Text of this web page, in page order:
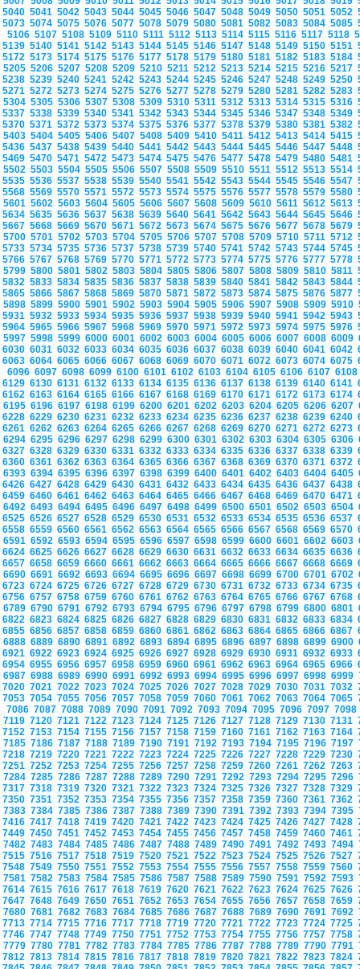
5040 5041 5042 5043 5044 5045 5046 5047 5048 5049 5050 5051 5052
5073 5074 5075 5076 5077 5078 5079 5080 5081 5082 5083 5084 5085
5106 5107 5108 5109 5110 5111 5112 5113 5114 5115 5116 5117 5118
5139 5140 5141 5142 5143 5144 5145 5146 5147 5148 5149 5150 5151
5172 5173 5174 5175 5176 5177 5178 5179 5180 5181 5182 5183 5184
5205 5206 5207 5208 5209 5210 5211 5212 5213 5214 5215 5216 5217
5238 5239 5240 5241 5242 5243 5244 5245 5246 5247 5248 5249 5250
5271 5272 5273 5274 5275 5276 5277 5278 5279 5280 5281 5282 5283
5304 5305 5306 5307 5308 5309 5310 5311 5312 5313 5314 5315 5316
5337 5338 5339 5340 5341 5342 5343 5344 5345 5346 5347 5348 5349
5370 5371 5372 5373 5374 5375 5376 5377 5378 5379 5380 5381 5382
5403 5404 5405 5406 5407 5408 5409 5410 5411 5412 5413 5414 5415
5436 5437 5438 5439 5440 5441 5442 5443 5444 5445 5446 5447 5448
5469 5470 5471 5472 5473 5474 5475 5476 5477 5478 5479 5480 5481
5502 5503 5504 5505 5506 5507 5508 5509 5510 5511 5512 5513 5514
5535 5536 5537 5538 5539 5540 5541 5542 5543 5544 5545 5546 5547
5568 5569 5570 5571 5572 5573 5574 5575 5576 5577 5578 5579 5580
5601 5602 5603 5604 5605 5606 5607 5608 5609 5610 5611 5612 5613
5634 5635 5636 5637 5638 5639 5640 5641 5642 5643 5644 5645 5646
5667 5668 5669 5670 5671 5672 5673 5674 5675 5676 5677 5678 5679
5700 5701 5702 5703 5704 5705 5706 5707 5708 5709 5710 5711 5712
5733 5734 5735 5736 5737 5738 5739 5740 5741 5742 5743 5744 5745
5766 5767 5768 5769 5770 5771 5772 5773 5774 5775 5776 5777 5778
5799 5800 5801 5802 5803 5804 5805 5806 5807 5808 5809 5810 5811
5832 5833 5834 5835 5836 5837 5838 5839 5840 5841 5842 5843 5844
5865 5866 5867 5868 5869 5870 5871 5872 5873 5874 5875 5876 5877
5898 5899 5900 5901 5902 5903 5904 5905 5906 5907 5908 5909 5910
5931 5932 5933 5934 5935 5936 5937 5938 5939 5940 5941 5942 5943
5964 5965 5966 5967 5968 5969 5970 5971 5972 5973 5974 5975 5976
5997 5998 5999 6000 6001 6002 6003 6004 6005 6006 6007 6008 6009
6030 6031 6032 6033 6034 6035 6036 6037 6038 6039 6040 6041 6042
6063 6064 6065 6066 6067 6068 6069 6070 6071 6072 6073 6074 6075
6096 6097 6098 6099 6100 6101 6102 6103 6104 6105 6106 6107
6129 6130 6131 6132 6133 6134 6135 6136 6137 6138 6139 6140 6141
6162 6163 6164 6165 6166 6167 6168 6169 6170 6171 6172 6173 6174
6195 6196 6197 6198 6199 6200 6201 6202 6203 6204 6205 6206 6207
6228 6229 6230 6231 6232 6233 6234 6235 6236 6237 6238 6239 6240
6261 6262 6263 6264 6265 6266 6267 6268 6269 6270 6271 6272 6273
6294 6295 6296 6297 6298 6299 6300 6301 6302 6303 6304 6305 6306
6327 6328 6329 6330 6331 6332 6333 6334 6335 6336 6337 6338 6339
6360 6361 6362 6363 6364 6365 6366 6367 6368 6369 6370 6371 6372
6393 6394 6395 6396 6397 6398 6399 6400 6401 6402 6403 6404 6405
6426 6427 6428 6429 6430 6431 6432 6433 6434 6435 6436 6437 6438
6459 6460 6461 6462 6463 6464 6465 6466 6467 6468 6469 6470 6471
6492 6493 6494 6495 6496 6497 6498 6499 6500 6501 6502 6503 6504
6525 6526 6527 6528 6529 6530 6531 6532 6533 6534 6535 6536 6537
6558 6559 6560 6561 6562 6563 6564 6565 6566 6567 6568 6569 6570
6591 6592 6593 6594 6595 6596 6597 6598 6599 6600 6601 6602 6603
6624 6625 6626 6627 6628 6629 6630 6631 6632 6633 6634 6635 6636
6657 6658 6659 6660 6661 6662 6663 6664 6665 6666 6667 6668 6669
6690 6691 6692 6693 6694 6695 6696 6697 6698 6699 6700 6701 6702
6723 6724 6725 6726 6727 6728 6729 6730 6731 6732 6733 6734 6735
6756 6757 6758 6759 6760 6761 6762 6763 6764 6765 6766 6767 6768
6789 6790 6791 6792 6793 6794 6795 6796 6797 6798 6799 6800 6801
6822 6823 6824 6825 6826 6827 6828 6829 6830 6831 6832 6833 6834
6855 6856 6857 6858 6859 6860 6861 6862 6863 6864 6865 6866 6867
6888 6889 6890 6891 6892 6893 6894 6895 6896 6897 6898 6899 6900
6921 6922 6923 6924 6925 6926 6927 6928 6929 6930 6931 6932 6933
6954 6955 6956 6957 6958 6959 6960 6961 6962 6963 6964 6965 6966
6987 6988 6989 6990 6991 6992 6993 6994 6995 6996 6997 6998 6999
7020 7021 7022 7023 7024 7025 7026 7027 7028 7029 7030 7031 7032
7053 7054 7055 7056 7057 7058 7059 7060 7061 7062 7063 7064 7065
7086 7087 7088 7089 7090 7091 7092 7093 7094 7095 7096 7097
7119 7120 7121 7122 7123 7124 7125 7126 7127 7128 7129 7130 7131
7152 7153 7154 7155 7156 7157 7158 7159 7160 7161 7162 7163 7164
7185 7186 7187 7188 7189 7190 7191 7192 7193 7194 7195 7196 7197
7218 7219 7220 7221 7222 7223 7224 7225 7226 7227 7228 7229 7230
7251 7252 7253 7254 7255 7256 7257 7258 7259 7260 7261 7262 7263
7284 7285 7286 7287 7288 7289 7290 7291 7292 7293 7294 7295 7296
7317 7318 7319 7320 7321 7322 7323 7324 7325 7326 7327 7328 7329
7350 7351 7352 7353 7354 7355 7356 7357 7358 7359 7360 7361 7362
7383 7384 7385 7386 7387 7388 7389 7390 7391 7392 7393 7394 7395
7416 7417 7418 7419 7420 7421 7422 7423 7424 7425 7426 7427 7428
7449 7450 7451 7452 7453 7454 7455 7456 7457 7458 7459 7460 7461
7482 7483 7484 7485 7486 7487 7488 7489 7490 7491 7492 7493 7494
7515 7516 7517 7518 7519 7520 7521 7522 7523 7524 7525 7526 7527
7548 7549 7550 7551 7552 7553 7554 7555 7556 7557 7558 7559 7560
7581 7582 7583 7584 7585 7586 7587 7588 7589 7590 7591 7592 7593
7614 7615 7616 7617 7618 7619 7620 7621 7622 7623 7624 7625 7626
7647 7648 7649 7650 7651 7652 7653 7654 7655 7656 7657 7658 7659
7680 7681 7682 7683 7684 7685 7686 7687 7688 7689 7690 7691 7692
7713 7714 7715 7716 7717 7718 7719 7720 7721 7722 7723 7724 7725
7746 7747 7748 7749 7750 7751 7752 7753 7754 7755 7756 7757 7758
7779 7780 7781 7782 7783 7784 7785 7786 7787 7788 7789 7790 7791
7812 7813 7814 7815 7816 7817 7818 7819 7820 7821 7822 7823 7824